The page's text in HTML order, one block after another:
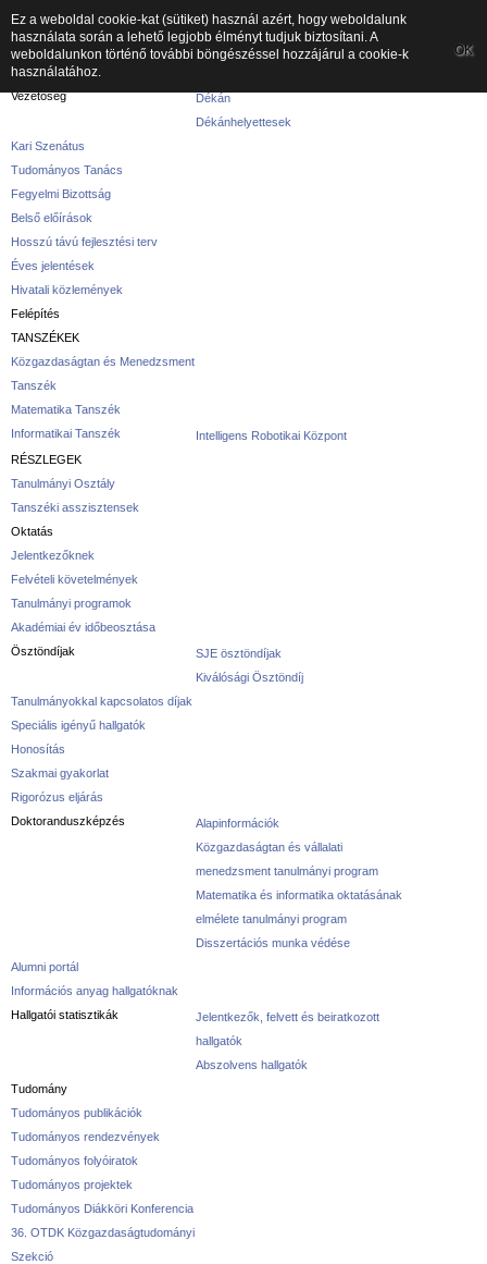
A kar
A karról
Vezetőség
Dékán
Dékánhelyettesek
Kari Szenátus
Tudományos Tanács
Fegyelmi Bizottság
Belső előírások
Hosszú távú fejlesztési terv
Éves jelentések
Hivatali közlemények
Felépítés
TANSZÉKEK
Közgazdaságtan és Menedzsment
Tanszék
Matematika Tanszék
Informatikai Tanszék
Intelligens Robotikai Központ
RÉSZLEGEK
Tanulmányi Osztály
Tanszéki asszisztensek
Oktatás
Jelentkezőknek
Felvételi követelmények
Tanulmányi programok
Akadémiai év időbeosztása
Ösztöndíjak
SJE ösztöndíjak
Kiválósági Ösztöndíj
Tanulmányokkal kapcsolatos díjak
Speciális igényű hallgatók
Honosítás
Szakmai gyakorlat
Rigorózus eljárás
Doktoranduszképzés
Alapinformációk
Közgazdaságtan és vállalati
menedzsment tanulmányi program
Matematika és informatika oktatásának
elmélete tanulmányi program
Disszertációs munka védése
Alumni portál
Információs anyag hallgatóknak
Hallgatói statisztikák
Jelentkezők, felvett és beiratkozott
hallgatók
Abszolvens hallgatók
Tudomány
Tudományos publikációk
Tudományos rendezvények
Tudományos folyóiratok
Tudományos projektek
Tudományos Diákköri Konferencia
36. OTDK Közgazdaságtudományi
Szekció
Ez a weboldal cookie-kat (sütiket) használ azért, hogy weboldalunk
használata során a lehető legjobb élményt tudjuk biztosítani. A
weboldalunkon történő további böngészéssel hozzájárul a cookie-k
használatához.
OK